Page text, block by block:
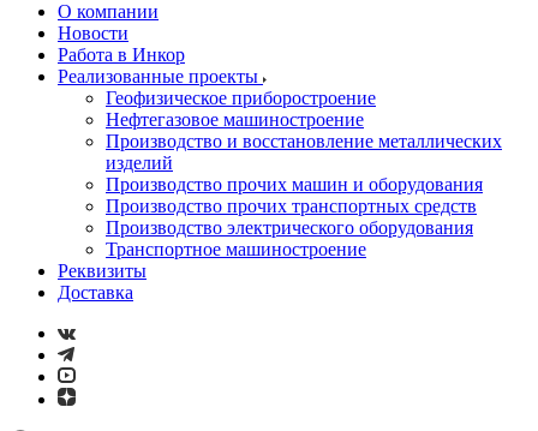
О компании
Новости
Работа в Инкор
Реализованные проекты
Геофизическое приборостроение
Нефтегазовое машиностроение
Производство и восстановление металлических
изделий
Производство прочих машин и оборудования
Производство прочих транспортных средств
Производство электрического оборудования
Транспортное машиностроение
Реквизиты
Доставка